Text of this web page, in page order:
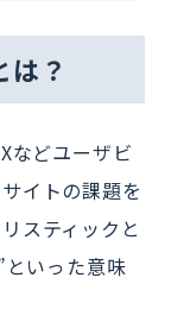
は？
などユーザビ
イトの課題を
スティックと
いった意味